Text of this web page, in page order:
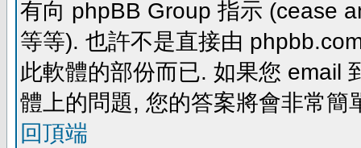
有向 phpBB Group 指示 (cease
等等). 也許不是直接由
此軟體的部份而已. 如果您 email
體上的問題, 您的答案將會非常簡
回頂端